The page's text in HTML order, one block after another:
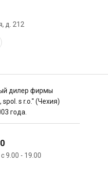
д. 212
дилер фирмы
spol. s r.o." (Чехия)
года.
9.00 - 19.00